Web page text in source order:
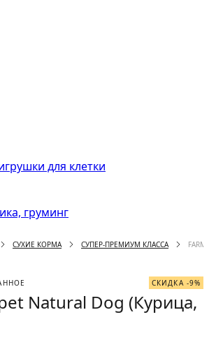
для клетки
груминг
СУХИЕ КОРМА СУПЕР-ПРЕМИУМ КЛАССА
СКИДКА -9%
Natural Dog (Курица,